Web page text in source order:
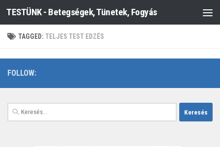
Skip to content
TESTÜNK - Betegségek, Tünetek, Fogyás
TAGGED: TELJES TEST EDZÉS
FOLLOW:
Keresés: